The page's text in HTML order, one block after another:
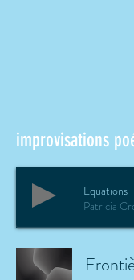
improvisations
Equations
Patricia